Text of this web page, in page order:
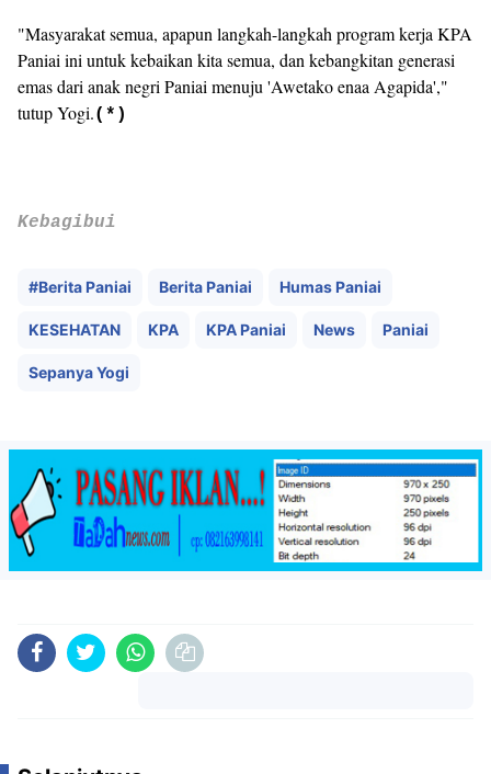
‎"Masyarakat semua, apapun langkah-langkah program kerja KPA
Paniai ini untuk kebaikan kita semua, dan kebangkitan generasi
emas dari anak negri Paniai menuju 'Awetako enaa Agapida',"
tutup Yogi.(*)
Kebagibui
#Berita Paniai Berita Paniai Humas Paniai
KESEHATAN KPA KPA Paniai News Paniai
Sepanya Yogi